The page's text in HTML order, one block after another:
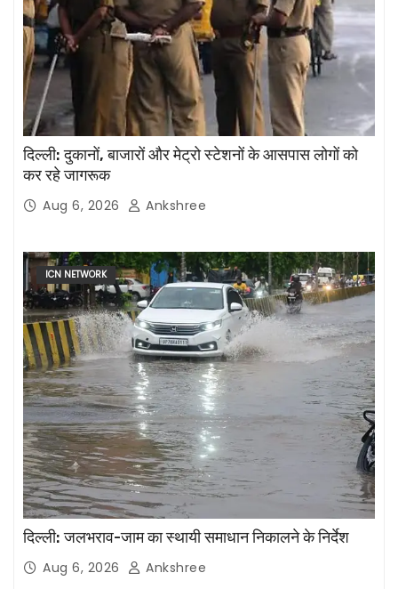
दिल्ली: दुकानों, बाजारों और मेट्रो स्टेशनों के आसपास लोगों को
कर रहे जागरूक
Aug 6, 2026 Ankshree
ICN NETWORK
दिल्ली: जलभराव-जाम का स्थायी समाधान निकालने के निर्देश
Aug 6, 2026 Ankshree